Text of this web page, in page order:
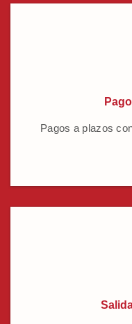
Pagos a plazos